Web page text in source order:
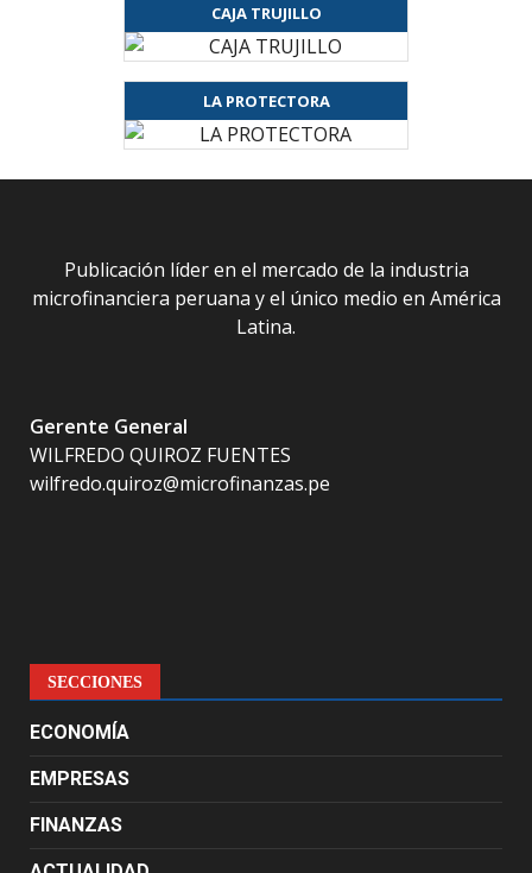
CAJA TRUJILLO
LA PROTECTORA
Publicación líder en el mercado de la industria
microfinanciera peruana y el único medio en América
Latina.
Gerente General
WILFREDO QUIROZ FUENTES
wilfredo.quiroz@microfinanzas.pe
SECCIONES
ECONOMÍA
EMPRESAS
FINANZAS